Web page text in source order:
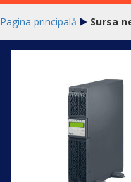
Pagina principală Sursa